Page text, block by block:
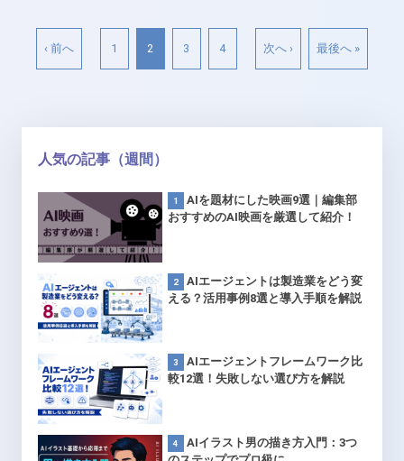
‹ 前へ 1 2 3 4 次へ › 最後へ »
人気の記事（週間）
AIを題材にした映画9選｜編集部
おすすめのAI映画を厳選して紹介！
AIエージェントは製造業をどう変
える？活用事例8選と導入手順を解説
AIエージェントフレームワーク比
較12選！失敗しない選び方を解説
AIイラスト男の描き方入門：3つ